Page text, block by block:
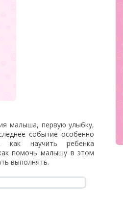
малыша, первую улыбку,
событие особенно
как научить ребенка
помочь малышу в этом
выполнять.